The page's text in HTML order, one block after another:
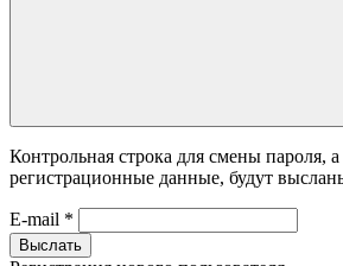
Контрольная строка для смены пароля,
регистрационные данные, будут
E-mail *
Выслать